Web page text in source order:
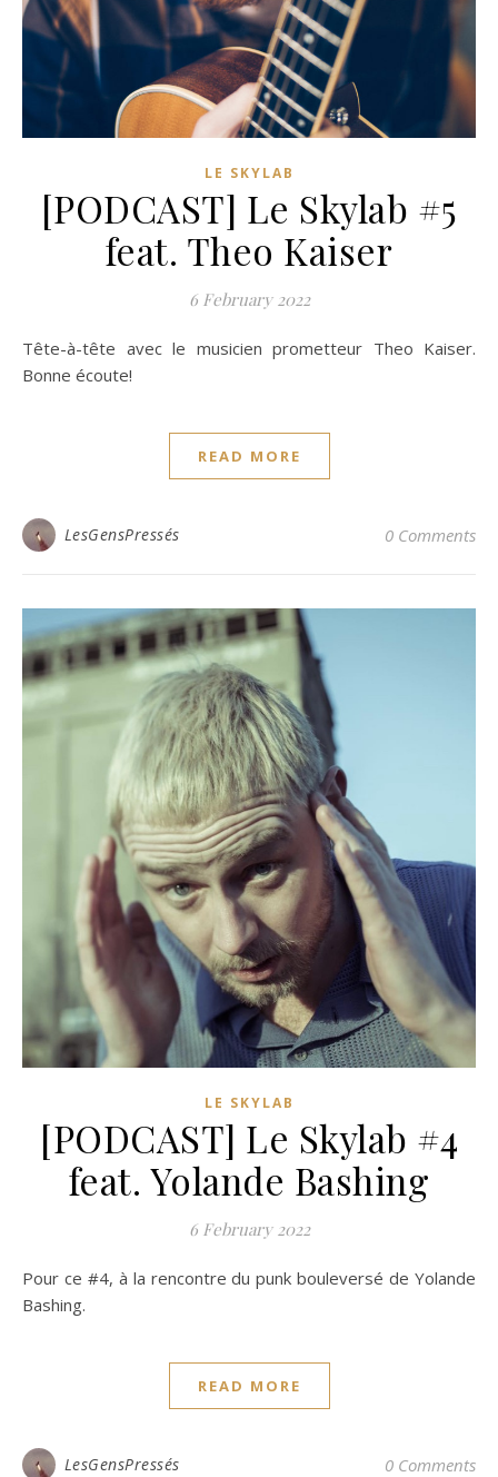
LE SKYLAB
[PODCAST] Le Skylab #5
feat. Theo Kaiser
6 February 2022
Tête-à-tête avec le musicien prometteur Theo Kaiser.
Bonne écoute!
READ MORE
LesGensPressés 0 Comments
LE SKYLAB
[PODCAST] Le Skylab #4
feat. Yolande Bashing
6 February 2022
Pour ce #4, à la rencontre du punk bouleversé de Yolande
Bashing.
READ MORE
LesGensPressés 0 Comments